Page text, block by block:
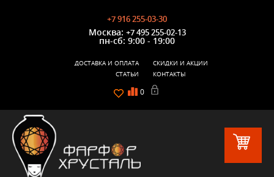
+7 916 255-03-30
Москва: +7 495 255-02-13
пн-сб: 9:00 - 19:00
0
ДОСТАВКА И ОПЛАТА
СКИДКИ И АКЦИИ
СТАТЬИ
КОНТАКТЫ